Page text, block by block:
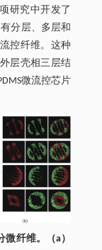
研究中开发了
分层、多层和
控纤维。这种
层壳相三层结
微流控芯片
纤维。（a）